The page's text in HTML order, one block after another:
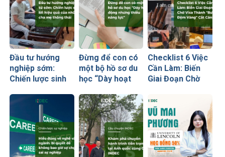
Đầu tư hướng
nghiệp sớm:
Chiến lược sinh
của những cha
Đừng để con có
một bộ hồ sơ du
học “Dày hoạt
thiếu năng lực”
Checklist 6 Việc
Cần Làm: Biến
Giai Đoạn Chờ
“Bước Đệm
Vàng” Cất Cánh